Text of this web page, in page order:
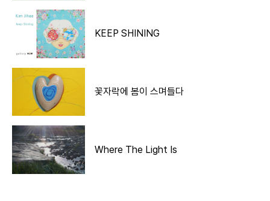
KEEP SHINING
꽃자락에 봄이 스며들다
Where The Light Is